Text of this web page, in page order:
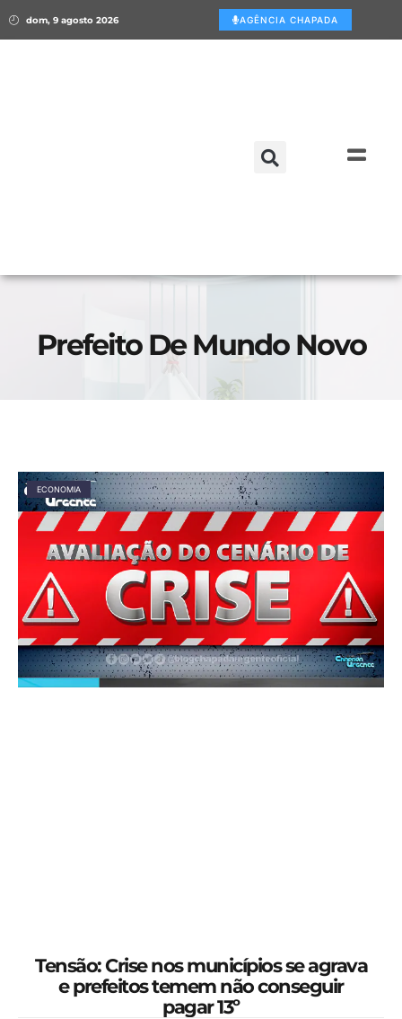
dom, 9 agosto 2026 AGÊNCIA CHAPADA
Prefeito De Mundo Novo
ECONOMIA
Tensão: Crise nos municípios se agrava
e prefeitos temem não conseguir
pagar 13º